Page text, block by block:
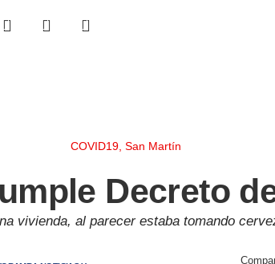
COVID19 San Martín
Decreto
vivienda, al parecer estaba tomando